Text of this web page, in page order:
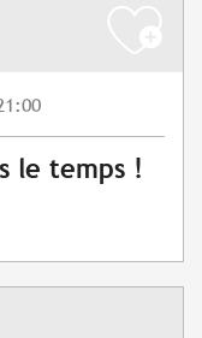
le temps !